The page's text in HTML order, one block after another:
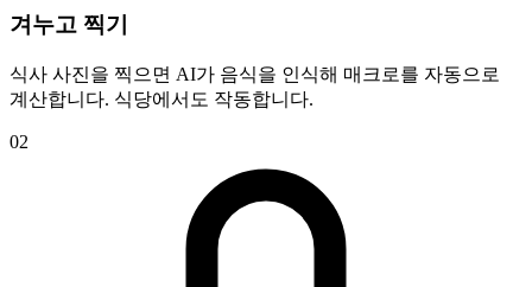
겨누고 찍기
식사 사진을 찍으면 AI가 음식을 인식해 매크로를 자동으로
계산합니다. 식당에서도 작동합니다.
02